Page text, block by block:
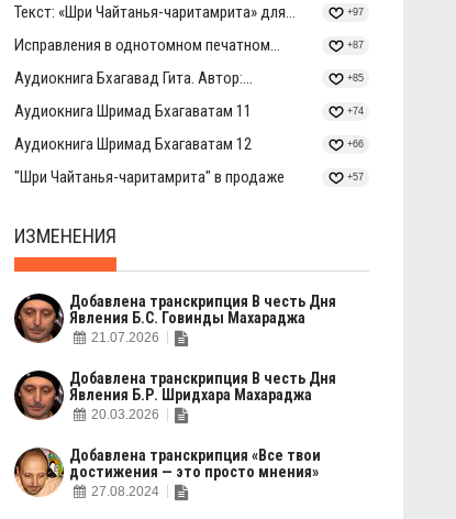
Текст: «Шри Чайтанья-чаритамрита» для... +97
Исправления в однотомном печатном... +87
Аудиокнига Бхагавад Гита. Автор:... +85
Аудиокнига Шримад Бхагаватам 11 +74
Аудиокнига Шримад Бхагаватам 12 +66
"Шри Чайтанья-чаритамрита" в продаже +57
ИЗМЕНЕНИЯ
Добавлена транскрипция В честь Дня
Явления Б.С. Говинды Махараджа
21.07.2026
Добавлена транскрипция В честь Дня
Явления Б.Р. Шридхара Махараджа
20.03.2026
Добавлена транскрипция «Все твои
достижения — это просто мнения»
27.08.2024